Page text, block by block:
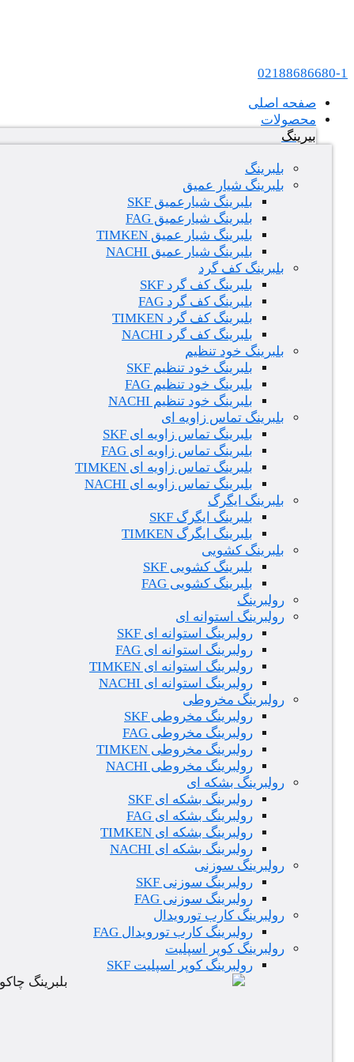
02188686680-1
صفحه اصلی
محصولات
بیرینگ
بلبرینگ
بلبرینگ شیار عمیق
بلبرینگ شیارعمیق SKF
بلبرینگ شیارعمیق FAG
بلبرینگ شیار عمیق TIMKEN
بلبرینگ شیار عمیق NACHI
بلبرینگ کف گرد
بلبرینگ کف گرد SKF
بلبرینگ کف گرد FAG
بلبرینگ کف گرد TIMKEN
بلبرینگ کف گرد NACHI
بلبرینگ خود تنظیم
بلبرینگ خود تنظیم SKF
بلبرینگ خود تنظیم FAG
بلبرینگ خود تنظیم NACHI
بلبرینگ تماس زاویه ای
بلبرینگ تماس زاویه ای SKF
بلبرینگ تماس زاویه ای FAG
بلبرینگ تماس زاویه ای TIMKEN
بلبرینگ تماس زاویه ای NACHI
بلبرینگ ایگرگ
بلبرینگ ایگرگ SKF
بلبرینگ ایگرگ TIMKEN
بلبرینگ کشویی
بلبرینگ کشویی SKF
بلبرینگ کشویی FAG
رولبرینگ
رولبرینگ استوانه ای
رولبرینگ استوانه ای SKF
رولبرینگ استوانه ای FAG
رولبرینگ استوانه ای TIMKEN
رولبرینگ استوانه ای NACHI
رولبرینگ مخروطی
رولبرینگ مخروطی SKF
رولبرینگ مخروطی FAG
رولبرینگ مخروطی TIMKEN
رولبرینگ مخروطی NACHI
رولبرینگ بشکه ای
رولبرینگ بشکه ای SKF
رولبرینگ بشکه ای FAG
رولبرینگ بشکه ای TIMKEN
رولبرینگ بشکه ای NACHI
رولبرینگ سوزنی
رولبرینگ سوزنی SKF
رولبرینگ سوزنی FAG
رولبرینگ کارب تورویدال
رولبرینگ کارب تورویدال FAG
رولبرینگ کوپر اسپلیت
رولبرینگ کوپر اسپلیت SKF